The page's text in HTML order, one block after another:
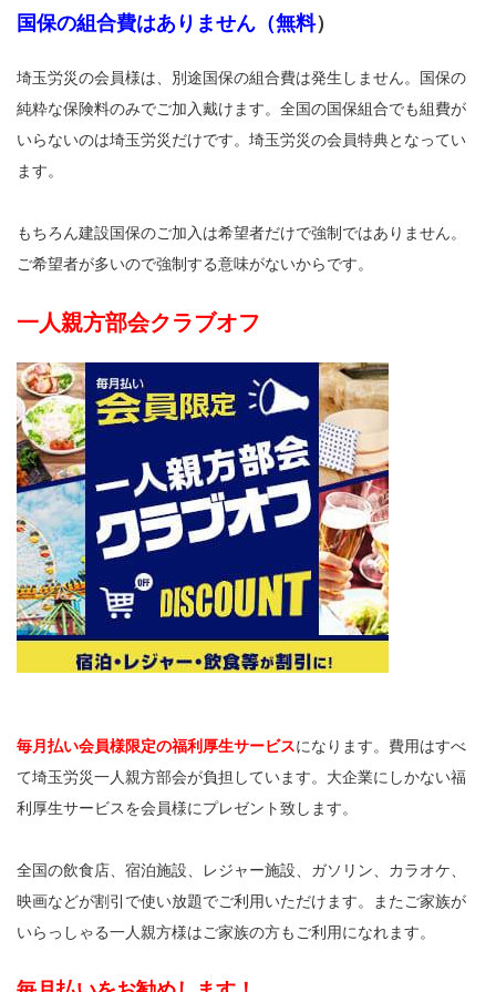
国保の組合費はありません（無料）
埼玉労災の会員様は、別途国保の組合費は発生しません。国保の
純粋な保険料のみでご加入戴けます。全国の国保組合でも組費が
いらないのは埼玉労災だけです。埼玉労災の会員特典となってい
ます。
もちろん建設国保のご加入は希望者だけで強制ではありません。
ご希望者が多いので強制する意味がないからです。
一人親方部会クラブオフ
毎月払い会員様限定の福利厚生サービスになります。費用はすべ
て埼玉労災一人親方部会が負担しています。大企業にしかない福
利厚生サービスを会員様にプレゼント致します。
全国の飲食店、宿泊施設、レジャー施設、ガソリン、カラオケ、
映画などが割引で使い放題でご利用いただけます。またご家族が
いらっしゃる一人親方様はご家族の方もご利用になれます。